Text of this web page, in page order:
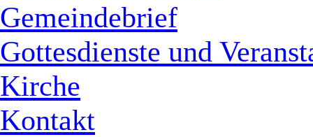
Gemeindebrief
Gottesdienste und
Kirche
Kontakt